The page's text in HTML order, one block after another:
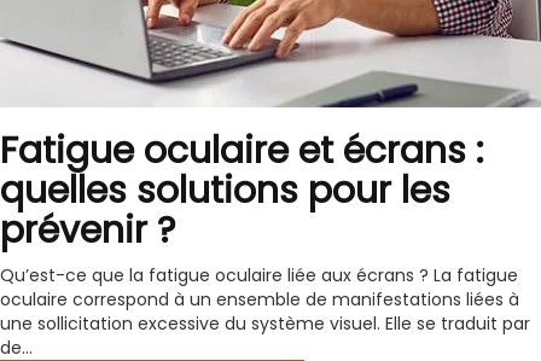
Fatigue oculaire et écrans :
quelles solutions pour les
prévenir ?
Qu’est-ce que la fatigue oculaire liée aux écrans ? La fatigue
oculaire correspond à un ensemble de manifestations liées à
une sollicitation excessive du système visuel. Elle se traduit par
de...